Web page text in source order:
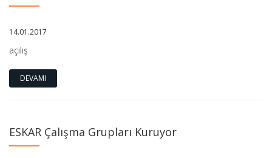
14.01.2017
açılış
DEVAMI
ESKAR Çalışma Grupları Kuruyor
Üniversitemiz Rektörlüğüne Sayın Prof. Dr. Mustafa Kurt